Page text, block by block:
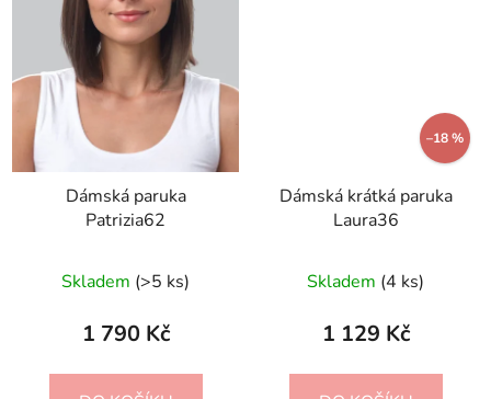
Dámská paruka
Patrizia62
Skladem (>5 ks)
1 790 Kč
–18 %
Dámská krátká paruka
Laura36
Skladem (4 ks)
1 129 Kč